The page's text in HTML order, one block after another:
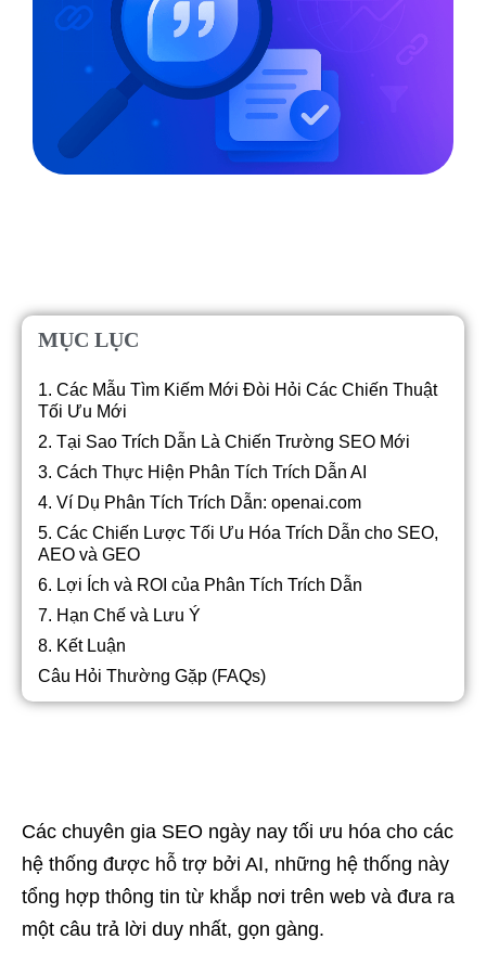
MỤC LỤC
1. Các Mẫu Tìm Kiếm Mới Đòi Hỏi Các Chiến Thuật
Tối Ưu Mới
2. Tại Sao Trích Dẫn Là Chiến Trường SEO Mới
3. Cách Thực Hiện Phân Tích Trích Dẫn AI
4. Ví Dụ Phân Tích Trích Dẫn: openai.com
5. Các Chiến Lược Tối Ưu Hóa Trích Dẫn cho SEO,
AEO và GEO
6. Lợi Ích và ROI của Phân Tích Trích Dẫn
7. Hạn Chế và Lưu Ý
8. Kết Luận
Câu Hỏi Thường Gặp (FAQs)
Các chuyên gia SEO ngày nay tối ưu hóa cho các
hệ thống được hỗ trợ bởi AI, những hệ thống này
tổng hợp thông tin từ khắp nơi trên web và đưa ra
một câu trả lời duy nhất, gọn gàng.